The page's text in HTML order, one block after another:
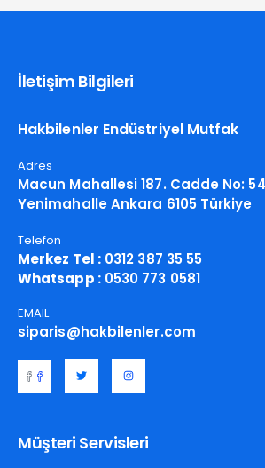
İletişim Bilgileri
Hakbilenler Endüstriyel Mutfak
Adres
Macun Mahallesi 187. Cadde No:
Yenimahalle Ankara 6105 Türkiye
Telefon
Merkez Tel :0312 387 35 55
Whatsapp :0530 773 0581
EMAIL
siparis@hakbilenler.com
Müşteri Servisleri